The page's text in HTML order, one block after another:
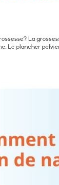
La
Le plancher